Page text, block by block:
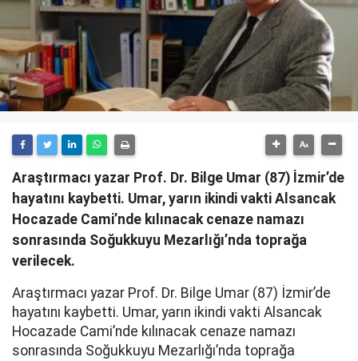
Araştırmacı yazar Prof. Dr. Bilge Umar (87) İzmir’de
hayatını kaybetti. Umar, yarın ikindi vakti Alsancak
Hocazade Cami’nde kılınacak cenaze namazı
sonrasında Soğukkuyu Mezarlığı’nda toprağa
verilecek.
Araştırmacı yazar Prof. Dr. Bilge Umar (87) İzmir’de
hayatını kaybetti. Umar, yarın ikindi vakti Alsancak
Hocazade Cami’nde kılınacak cenaze namazı
sonrasında Soğukkuyu Mezarlığı’nda toprağa